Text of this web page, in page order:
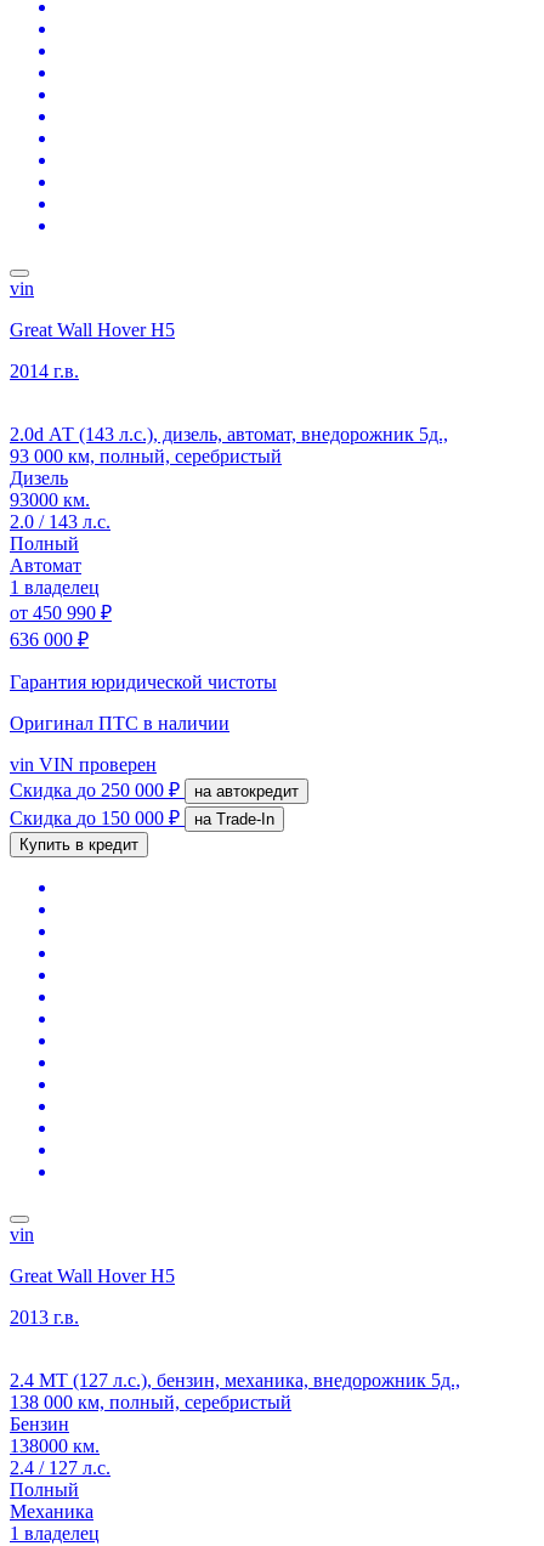
vin
Great Wall Hover H5
2014 г.в.
2.0d АТ (143 л.с.), дизель, автомат, внедорожник 5д.,
93 000 км, полный, серебристый
Дизель
93000 км.
2.0 / 143 л.с.
Полный
Автомат
1 владелец
от 450 990 ₽
636 000 ₽
Гарантия юридической чистоты
Оригинал ПТС в наличии
vin VIN проверен
Скидка до 250 000 ₽ на автокредит
Скидка до 150 000 ₽
на Trade-In
Купить в кредит
vin
Great Wall Hover H5
2013 г.в.
2.4 MT (127 л.с.), бензин, механика, внедорожник 5д.,
138 000 км, полный, серебристый
Бензин
138000 км.
2.4 / 127 л.с.
Полный
Механика
1 владелец